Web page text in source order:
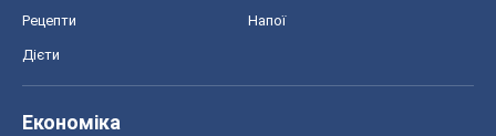
Рецепти Напої
Дієти
Економіка